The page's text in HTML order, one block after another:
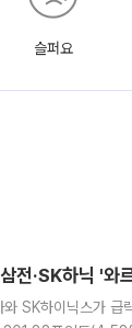
슬퍼요
·SK하닉 '와
SK하이닉스가